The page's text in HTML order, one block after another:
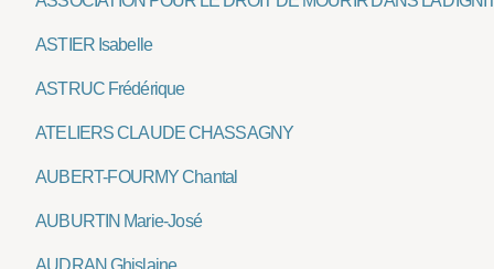
ASTIER Isabelle
ASTRUC Frédérique
ATELIERS CLAUDE CHASSAGNY
AUBERT-FOURMY Chantal
AUBURTIN Marie-José